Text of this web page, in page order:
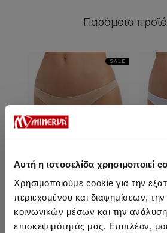
Αυτή η ιστοσελίδα χρησιμοποιεί
Χρησιμοποιούμε cookie για την
περιεχομένου και διαφημίσεων,
κοινωνικών μέσων και την
επισκεψιμότητάς μας. Επιπλέον,
Παρόμοια
SALE
Cotton Touch Βαμβακερό